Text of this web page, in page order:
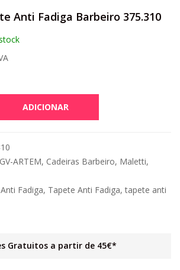
Anti Fadiga Barbeiro 375.310
ADICIONAR
ARTEM, Cadeiras Barbeiro, Maletti,
Anti Fadiga, Tapete Anti Fadiga,tapete anti
Gratuitos a partir de 45€*